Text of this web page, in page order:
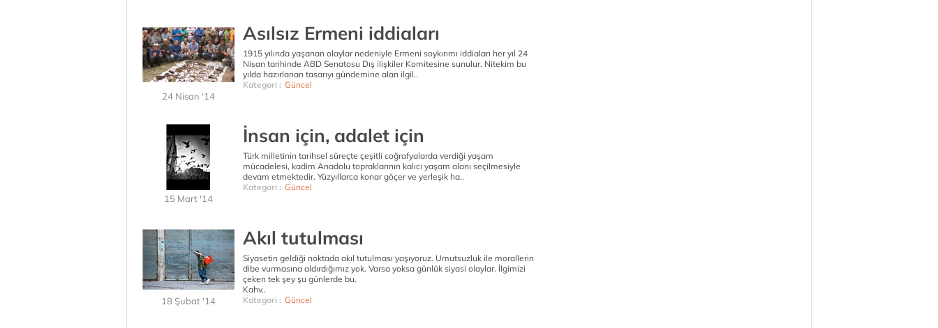
24 Nisan '14
Asılsız Ermeni iddiaları
1915 yılında yaşanan olaylar nedeniyle Ermeni soykırımı iddiaları her yıl 24
Nisan tarihinde ABD Senatosu Dış ilişkiler Komitesine sunulur. Nitekim bu
yılda hazırlanan tasarıyı gündemine alan ilgil..
Kategori : Güncel
15 Mart '14
İnsan için, adalet için
Türk milletinin tarihsel süreçte çeşitli coğrafyalarda verdiği yaşam
mücadelesi, kadim Anadolu topraklarının kalıcı yaşam alanı seçilmesiyle
devam etmektedir. Yüzyıllarca konar göçer ve yerleşik ha..
Kategori : Güncel
18 Şubat '14
Akıl tutulması
Siyasetin geldiği noktada akıl tutulması yaşıyoruz. Umutsuzluk ile morallerin
dibe vurmasına aldırdığımız yok. Varsa yoksa günlük siyasi olaylar. İlgimizi
çeken tek şey şu günlerde bu.
Kahv..
Kategori : Güncel